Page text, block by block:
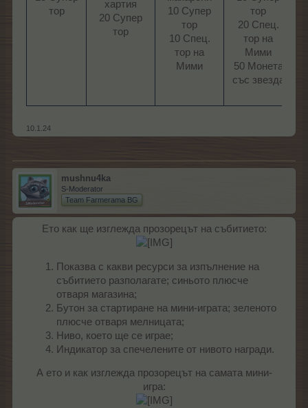
тор​
хартия
20 Супер
тор​
10 Супер
тор
10 Спец.
тор на
Мими​
тор
20 Спец.
тор на
Мими
50 Монета
със звезда​
10.1.24
mushnu4ka
S-Moderator
Team Farmerama BG
Ето как ще изглежда прозорецът на събитието:
Показва с какви ресурси за изпълнение на
събитието разполагате; синьото плюсче
отваря магазина;
Бутон за стартиране на мини-играта; зеленото
плюсче отваря мелницата;
Ниво, което ще се играе;
Индикатор за спечелените от нивото награди.
А ето и как изглежда прозорецът на самата мини-
игра: